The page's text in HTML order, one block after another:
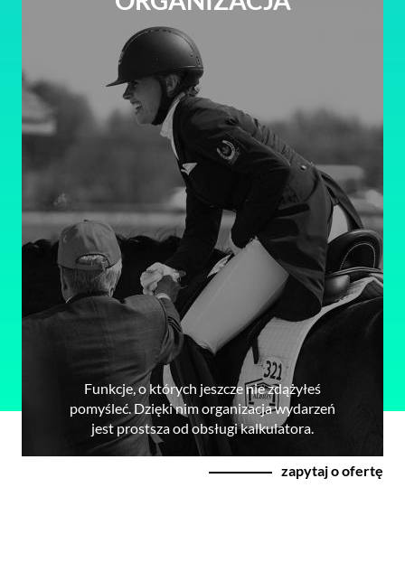
Funkcje, o których jeszcze nie zdążyłeś
pomyśleć. Dzięki nim organizacja wydarzeń
jest prostsza od obsługi kalkulatora.
zapytaj o ofertę